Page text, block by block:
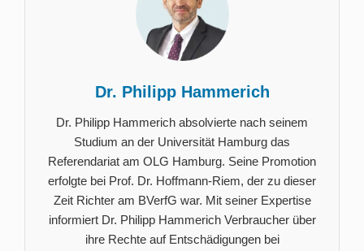
Dr. Philipp Hammerich
Dr. Philipp Hammerich absolvierte nach seinem
Studium an der Universität Hamburg das
Referendariat am OLG Hamburg. Seine Promotion
erfolgte bei Prof. Dr. Hoffmann-Riem, der zu dieser
Zeit Richter am BVerfG war. Mit seiner Expertise
informiert Dr. Philipp Hammerich Verbraucher über
ihre Rechte auf Entschädigungen bei